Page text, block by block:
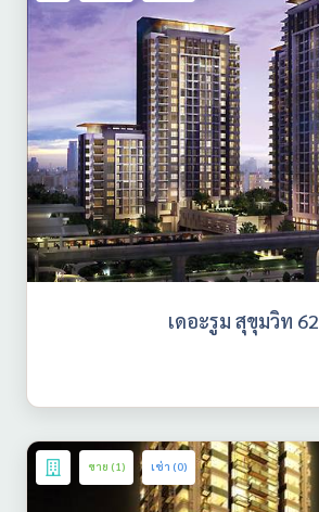
เดอะรูม สุขุมวิท 62
ขาย (1) เช่า (0)